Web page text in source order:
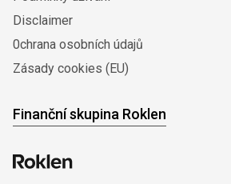
Disclaimer
0chrana osobních údajů
Zásady cookies (EU)
Finanční skupina Roklen